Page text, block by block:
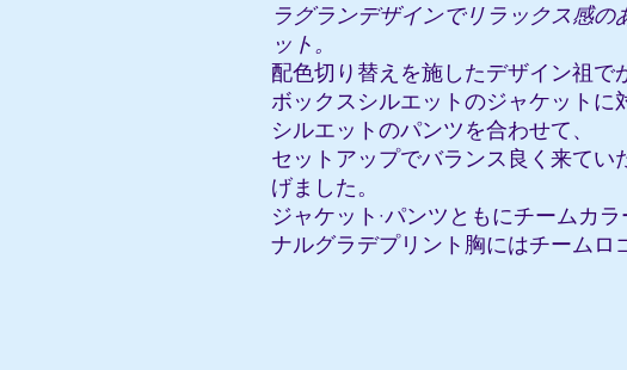
ラグランデザインでリラックス感の
ット。
配色切り替えを施したデザイン祖で
ボックスシルエットのジャケットに
シルエットのパンツを合わせて、
セットアップでバランス良く来てい
げました。
ジャケット·パンツともにチームカ
ナルグラデプリント胸にはチームロ